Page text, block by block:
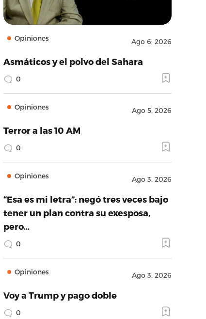
Opiniones Ago 6, 2026
Asmáticos y el polvo del Sahara
0
Opiniones Ago 5, 2026
Terror a las 10 AM
0
Opiniones Ago 3, 2026
“Esa es mi letra”: negó tres veces bajo
tener un plan contra su exesposa,
pero…
0
Opiniones Ago 3, 2026
Voy a Trump y pago doble
0